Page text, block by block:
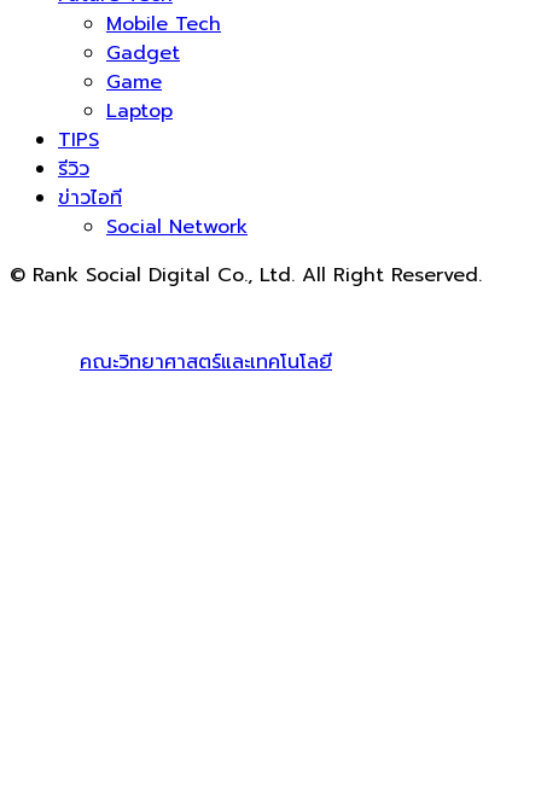
Mobile Tech
Gadget
Game
Laptop
TIPS
รีวิว
ข่าวไอที
Social Network
© Rank Social Digital Co., Ltd. All Right Reserved.
คณะวิทยาศาสตร์และเทคโนโลยี